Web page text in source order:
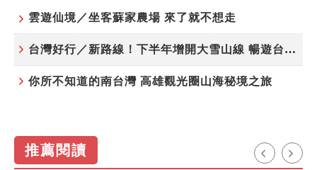
雲遊仙境／坐客蘇家農場 來了就不想走
台灣好行／新路線！下半年增開大雪山線 暢遊台中更便利
你所不知道的南台灣 高雄觀光圈山海秘境之旅
推薦閱讀